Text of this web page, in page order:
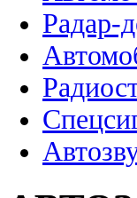
Радар-